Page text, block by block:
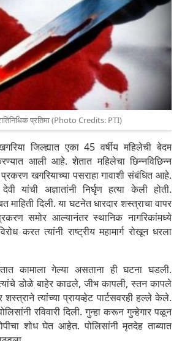
प्रतिमा (Photo Credits: PTI)
जिल्ह्यात एका 45 वर्षीय महिलेची बेदम
आली आहे. शेतात महिलेचा छिन्नविछिन्न
खगरियाच्या पसराहा गावाशी संबंधित आहे.
यांची अज्ञातांनी निर्घृण हत्या केली होती.
माहिती दिली. या घटनेत धारदार शस्त्राचा वापर
समोर आल्यानंतर स्थानिक नागरिकांमध्ये
करत त्यांनी राष्ट्रीय महामार्ग रोखून धरला
कामाला गेल्या असताना ही घटना घडली.
डोळे बाहेर काढले, जीभ कापली, स्तन कापले
त्यांच्या प्रायव्हेट पार्टसवरही हल्ले केले.
रविवारी दिली. गुन्हा करून गुन्हेगार पळून
शोध घेत आहेत. पोलिसांनी मृतदेह ताब्यात